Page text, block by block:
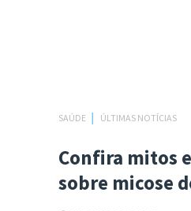
SAÚDE ÚLTIMAS NOTÍCIAS
Confira mitos
sobre micose